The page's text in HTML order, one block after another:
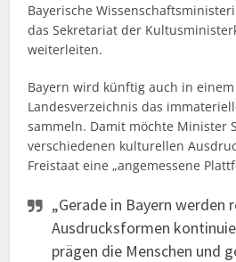
Bayerische
das Sekretariat der
weiterleiten.
Bayern wird künftig auch in
Landesverzeichnis das
sammeln. Damit möchte Minister
verschiedenen kulturellen
Freistaat eine „angemessene
„Gerade in Bayern werden
Ausdrucksformen
prägen die Menschen und